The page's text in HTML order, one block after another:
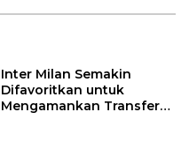
Inter Milan Semakin
Difavoritkan untuk
Mengamankan Transfer